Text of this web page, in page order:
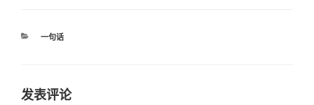
分
一句话
发表评论